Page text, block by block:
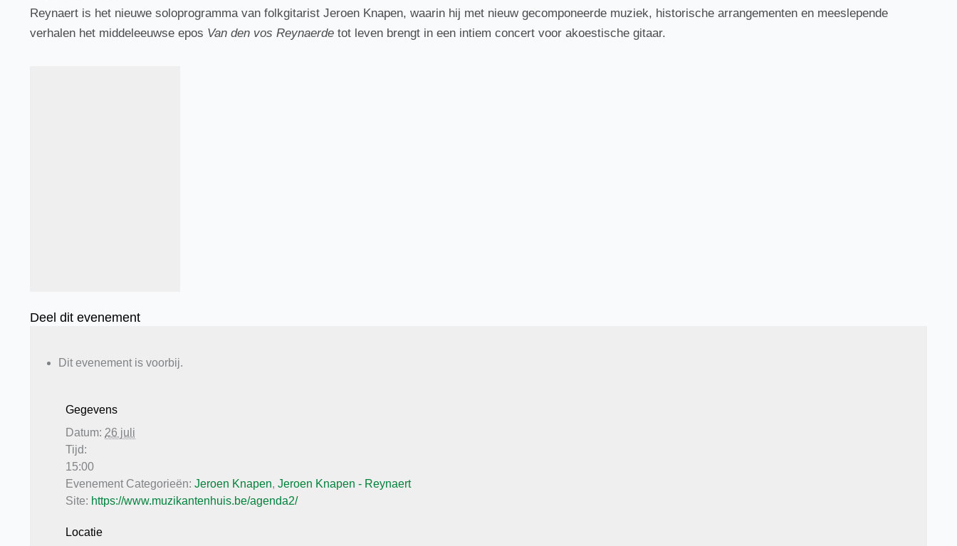
Reynaert is het nieuwe soloprogramma van folkgitarist Jeroen Knapen, waarin hij met nieuw gecomponeerde muziek, historische arrangementen en meeslepende
verhalen het middeleeuwse epos Van den vos Reynaerde tot leven brengt in een intiem concert voor akoestische gitaar.
Deel dit evenement
Dit evenement is voorbij.
Gegevens
Datum: 26 juli
Tijd:
15:00
Evenement Categorieën: Jeroen Knapen, Jeroen Knapen - Reynaert
Site: https://www.muzikantenhuis.be/agenda2/
Locatie